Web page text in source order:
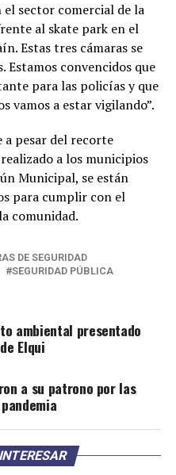
sector comercial de la
al skate park en el
Estas tres cámaras se
convencidos que
para las policías y que
vamos a estar vigilando”.
pesar del recorte
a los municipios
Municipal, se están
para cumplir con el
comunidad.
DE SEGURIDAD
SEGURIDAD PÚBLICA
ambiental presentado
Elqui
a su patrono por las